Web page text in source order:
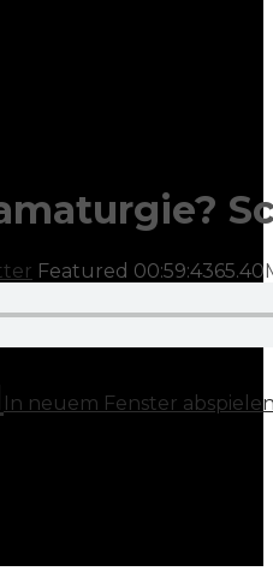
Featured 00:59:43
In neuem Fenster